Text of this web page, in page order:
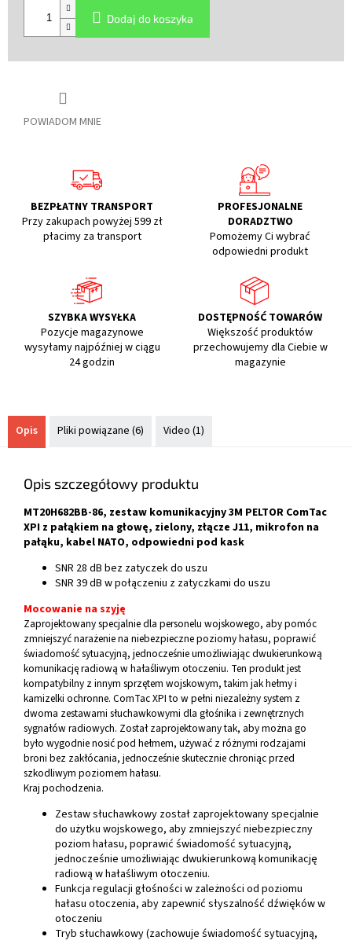
POWIADOM MNIE
jednostkowa:
Dodaj do koszyka
BEZPŁATNY TRANSPORT
Przy zakupach powyżej 599 zł
płacimy za transport
PROFESJONALNE
DORADZTWO
Pomożemy Ci wybrać
odpowiedni produkt
SZYBKA WYSYŁKA
Pozycje magazynowe
wysyłamy najpóźniej w ciągu
24 godzin
DOSTĘPNOŚĆ TOWARÓW
Większość produktów
przechowujemy dla Ciebie w
magazynie
Opis Pliki powiązane (6) Video (1)
Opis szczegółowy produktu
MT20H682BB-86, zestaw komunikacyjny 3M PELTOR ComTac
XPI z pałąkiem na głowę, zielony, złącze J11, mikrofon na
pałąku, kabel NATO, odpowiedni pod kask
SNR 28 dB bez zatyczek do uszu
SNR 39 dB w połączeniu z zatyczkami do uszu
Mocowanie na szyję
Zaprojektowany specjalnie dla personelu wojskowego, aby pomóc
zmniejszyć narażenie na niebezpieczne poziomy hałasu, poprawić
świadomość sytuacyjną, jednocześnie umożliwiając dwukierunkową
komunikację radiową w hałaśliwym otoczeniu. Ten produkt jest
kompatybilny z innym sprzętem wojskowym, takim jak hełmy i
kamizelki ochronne. ComTac XPI to w pełni niezależny system z
dwoma zestawami słuchawkowymi dla głośnika i zewnętrznych
sygnałów radiowych. Został zaprojektowany tak, aby można go
było wygodnie nosić pod hełmem, używać z różnymi rodzajami
broni bez zakłócania, jednocześnie skutecznie chroniąc przed
szkodliwym poziomem hałasu.
Kraj pochodzenia.
Zestaw słuchawkowy został zaprojektowany specjalnie
do użytku wojskowego, aby zmniejszyć niebezpieczny
poziom hałasu, poprawić świadomość sytuacyjną,
jednocześnie umożliwiając dwukierunkową komunikację
radiową w hałaśliwym otoczeniu.
Funkcja regulacji głośności w zależności od poziomu
hałasu otoczenia, aby zapewnić słyszalność dźwięków w
otoczeniu
Tryb słuchawkowy (zachowuje świadomość sytuacyjną,